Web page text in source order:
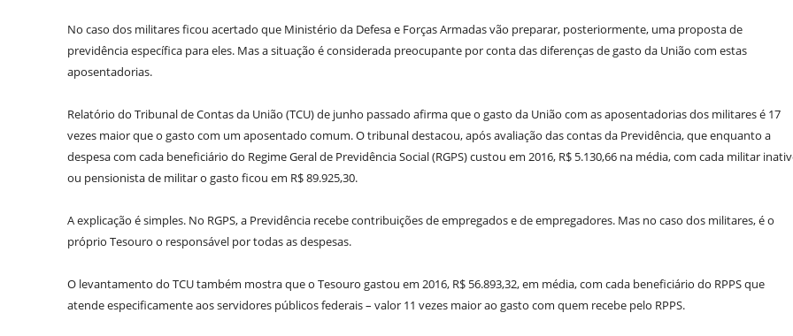
No caso dos militares ficou acertado que Ministério da Defesa e Forças Armadas vão preparar, posteriormente, uma proposta de
previdência específica para eles. Mas a situação é considerada preocupante por conta das diferenças de gasto da União com estas
aposentadorias.
Relatório do Tribunal de Contas da União (TCU) de junho passado afirma que o gasto da União com as aposentadorias dos militares é 17
vezes maior que o gasto com um aposentado comum. O tribunal destacou, após avaliação das contas da Previdência, que enquanto a
despesa com cada beneficiário do Regime Geral de Previdência Social (RGPS) custou em 2016, R$ 5.130,66 na média, com cada militar
ou pensionista de militar o gasto ficou em R$ 89.925,30.
A explicação é simples. No RGPS, a Previdência recebe contribuições de empregados e de empregadores. Mas no caso dos militares, é o
próprio Tesouro o responsável por todas as despesas.
O levantamento do TCU também mostra que o Tesouro gastou em 2016, R$ 56.893,32, em média, com cada beneficiário do RPPS que
atende especificamente aos servidores públicos federais – valor 11 vezes maior ao gasto com quem recebe pelo RPPS.